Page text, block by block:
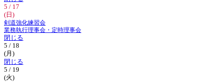
5 / 17
(日)
剣道強化練習会
業務執行理事会・定時理事会
閉じる
5 / 18
(月)
閉じる
5 / 19
(火)